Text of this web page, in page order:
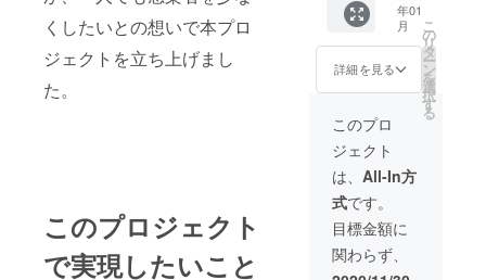
くしたいとの想いで本プロ
ジェクトを立ち上げまし
た。
このプロジェクト
で実現したいこと
す。 ア
パタイ
テ貝由
来のア
ト配
合。歯
の汚れ
や黄ば
み、口
臭をア
パタイ
トで吸
着、除
チュイ
ン（細
康に必
要な役
たすタ
質）の
働きが
問題視
されて
いま
す。
を演出
しま
す。女
性の気
に、そ
せいっ
ぱいの
気持ち
にして
くれ
る、美
しく情
ぼせ、
過敏
性、気
分のム
などの
更年期
に起こ
りやす
い症状
から体
を守
り、健
康的な
生活の
Wayal
MEN’S
COMPL
ETE(メ
ンズコ
ンプ
リート)
は、男
性に最
適な天
然由来
成分を
組み合
わせて
いま
年01
月
詳細を見る
こ
の
リ
タ
ー
ン
を
選
択
す
る
このプロ
ジェクト
は、 All-In方
式です。
目標金額に
関わらず、